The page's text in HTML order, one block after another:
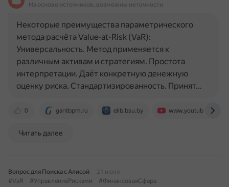
На основе источников, возможны неточности
0 gantbpm.ru elib.bsu.by www.youtube.com
Некоторые преимущества параметрического
метода расчёта Value-at-Risk (VaR):
Универсальность. Метод применяется к
различным активам и стратегиям. Простота
интерпретации. Даёт конкретную денежную
оценку риска. Стандартизированность. Принят…
Читать далее
Вопрос для Поиска с Алисой
21 июля
#VaR
#УправлениеРисками
#ФинансоваяСфера